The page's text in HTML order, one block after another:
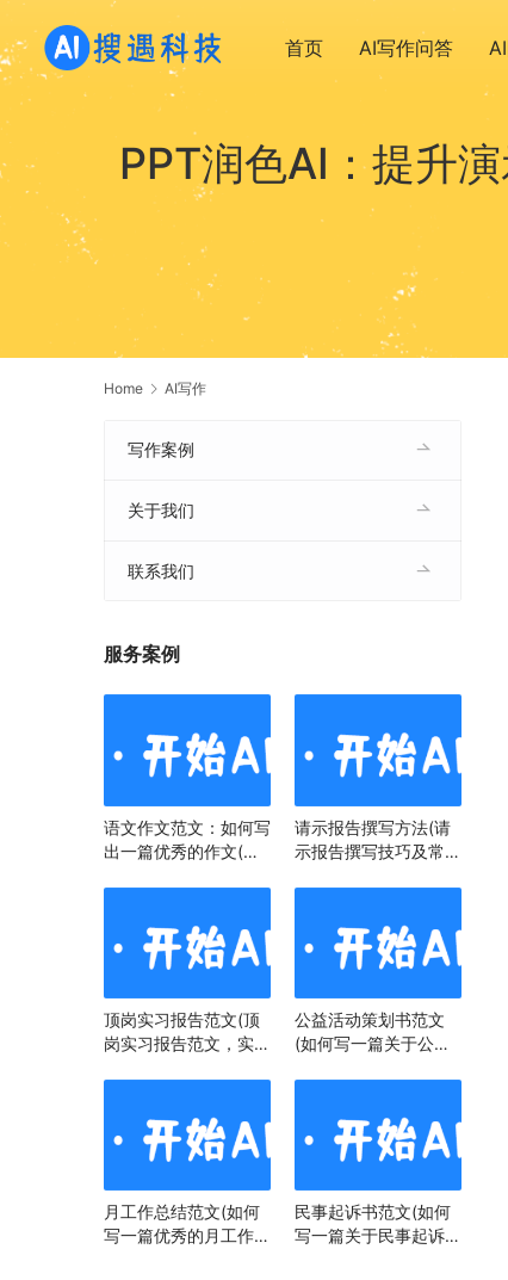
首页 AI写作问答
PPT润色AI：提升
Home AI写作
写作案例
关于我们
联系我们
服务案例
语文作文范文：如何写
出一篇优秀的作文(语
请示报告撰写方法(请
示报告撰写技巧及常见
顶岗实习报告范文(顶
岗实习报告范文，实习
公益活动策划书范文
(如何写一篇关于公益
月工作总结范文(如何
写一篇优秀的月工作总
民事起诉书范文(如何
写一篇关于民事起诉书